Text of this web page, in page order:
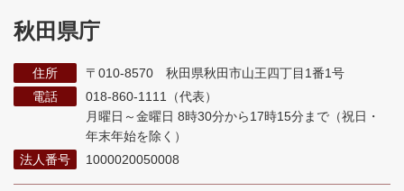
秋田県庁
住所
〒010-8570 秋田県秋田市山王四丁目1番1号
電話
018-860-1111（代表）
月曜日～金曜日 8時30分から17時15分まで （祝日・
年末年始を除く）
法人番号
1000020050008